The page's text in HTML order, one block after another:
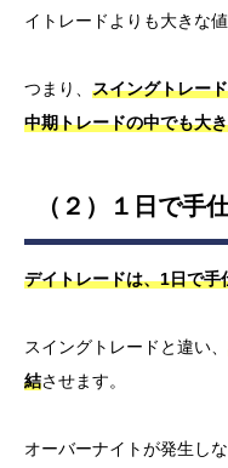
イトレードよりも大きな
つまり、 スイングトレー
中期トレードの中でも大
（２）１日で手
デイトレードは、1日で
スイングトレードと違い、
結させます。
オーバーナイトが発生し